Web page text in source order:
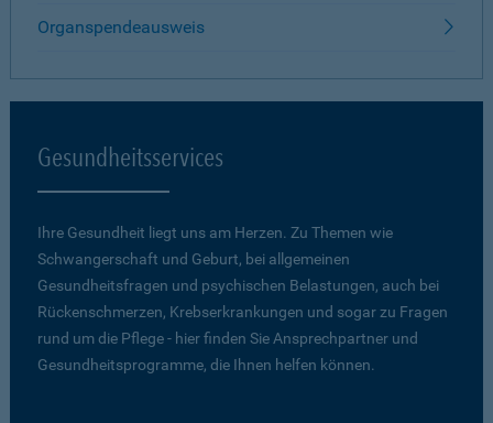
Organspendeausweis
Gesundheitsservices
Ihre Gesundheit liegt uns am Herzen. Zu Themen wie
Schwangerschaft und Geburt, bei allgemeinen
Gesundheitsfragen und psychischen Belastungen, auch bei
Rückenschmerzen, Krebserkrankungen und sogar zu Fragen
rund um die Pflege - hier finden Sie Ansprechpartner und
Gesundheitsprogramme, die Ihnen helfen können.